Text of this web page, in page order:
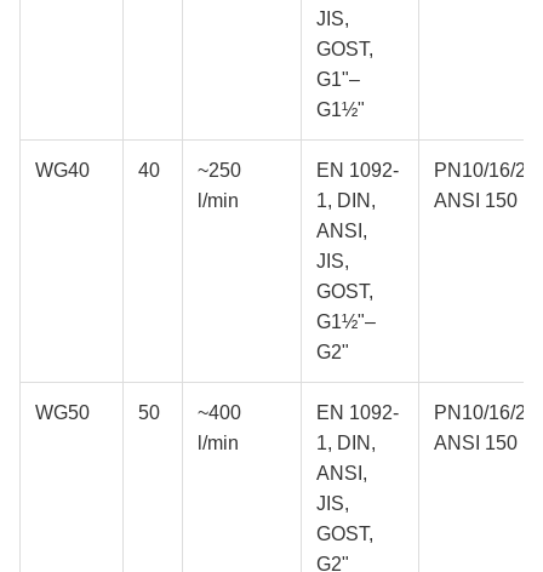
JIS,
GOST,
G1"–
G1½"
WG40 40
~250
l/min
EN 1092-
1, DIN,
ANSI,
JIS,
GOST,
G1½"–
G2"
PN10/16/
ANSI 150
WG50 50
~400
l/min
EN 1092-
1, DIN,
ANSI,
JIS,
GOST,
G2"
PN10/16/25,
ANSI 150